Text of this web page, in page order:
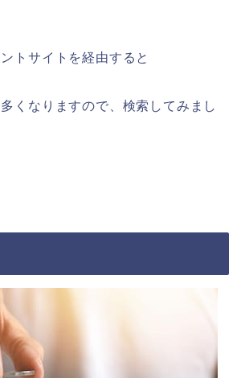
トサイトを経由すると
くなりますので、検索してみまし